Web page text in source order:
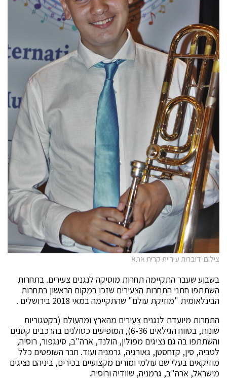
צילום: דוברות עיריית קרית אתא
בשבוע שעבר התקיימה תחרות מוסיקה לנגנים צעירים. בתחרות
השתתפו חתני התחרות הצעירים שזכו במקום הראשון בתחרות
הבינלאומית "מוזיקת עולם" שהתקיימה במאי 2018 בירושלים .
התחרות מיועדת לנגנים צעירים מהארץ ומהעולם (בקטגוריות
שונות, בטווח הגילאים 6-36), המופיעים כסולנים בהרכבים קטנים
והשתתפו בה גם נציגים מפולין, הולנד, ארה"ב, סינגפור, רוסיה,
לטביה, סין, קזחסטן, גאורגיה, גרמניה ועוד. חבר השופטים כלל
מוזיקאים בעלי שם עולמי ומורים מקצועיים בכירים, ביניהם נציגים
מישראל, ארה"ב, גרמניה, שוודיה ורוסיה.